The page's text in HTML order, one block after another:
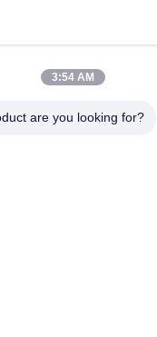
3:54 AM
are you looking for?